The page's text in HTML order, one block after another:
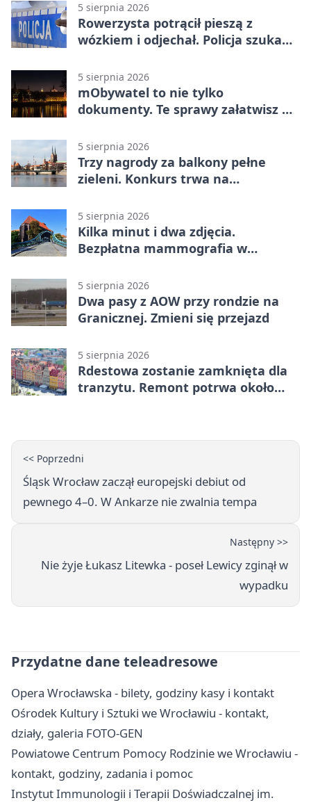
5 sierpnia 2026
Rowerzysta potrącił pieszą z
wózkiem i odjechał. Policja szuka
5 sierpnia 2026
mObywatel to nie tylko
dokumenty. Te sprawy załatwisz w
5 sierpnia 2026
Trzy nagrody za balkony pełne
zieleni. Konkurs trwa na
5 sierpnia 2026
Kilka minut i dwa zdjęcia.
Bezpłatna mammografia w
5 sierpnia 2026
Dwa pasy z AOW przy rondzie na
Granicznej. Zmieni się przejazd
5 sierpnia 2026
Rdestowa zostanie zamknięta dla
tranzytu. Remont potrwa około
<< Poprzedni
Śląsk Wrocław zaczął europejski debiut od
pewnego 4–0. W Ankarze nie zwalnia tempa
Następny >>
Nie żyje Łukasz Litewka - poseł Lewicy zginął w
wypadku
Przydatne dane teleadresowe
Opera Wrocławska - bilety, godziny kasy i kontakt
Ośrodek Kultury i Sztuki we Wrocławiu - kontakt,
działy, galeria FOTO-GEN
Powiatowe Centrum Pomocy Rodzinie we Wrocławiu -
kontakt, godziny, zadania i pomoc
Instytut Immunologii i Terapii Doświadczalnej im.